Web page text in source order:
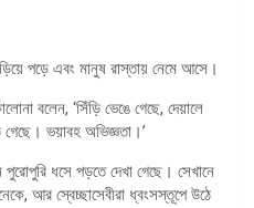
পড়ে এবং মানুষ রাস্তায় নেমে আসে।
বলেন, ‘সিঁড়ি ভেঙে গেছে, দেয়ালে
ভয়াবহ অভিজ্ঞতা।’
ধসে পড়তে দেখা গেছে। সেখানে
আর স্বেচ্ছাসেবীরা ধ্বংসস্তূপে উঠে